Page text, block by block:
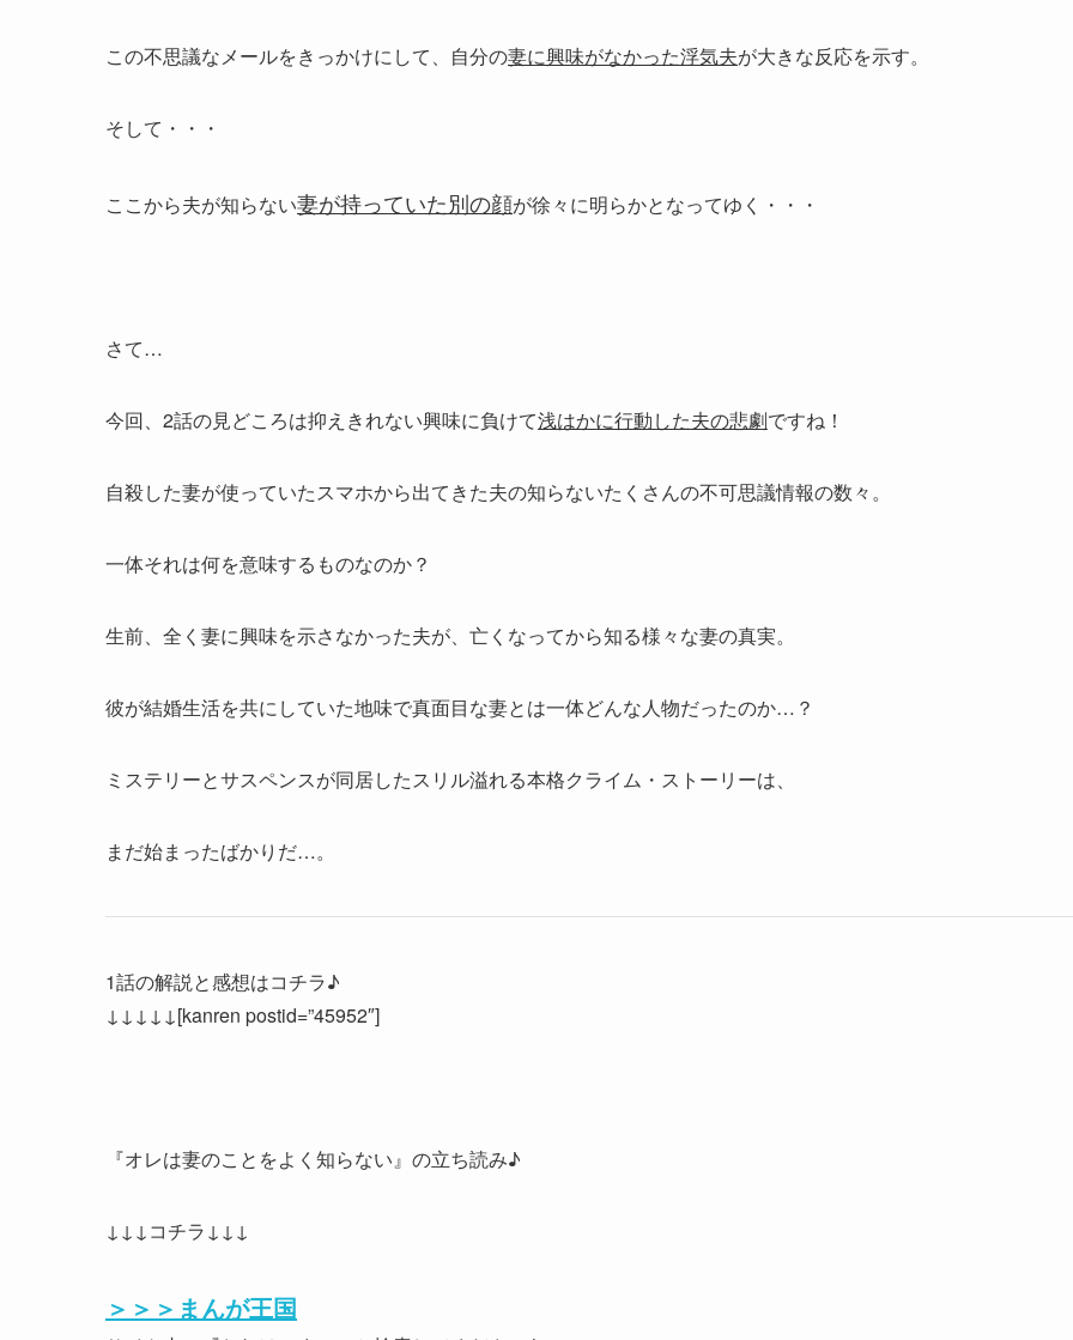
この不思議なメールをきっかけにして、自分の妻に興味がなかった浮気夫が大きな反応を示す。
そして・・・
ここから夫が知らない妻が持っていた別の顔が徐々に明らかとなってゆく・・・
さて…
今回、2話の見どころは抑えきれない興味に負けて浅はかに行動した夫の悲劇ですね！
自殺した妻が使っていたスマホから出てきた夫の知らないたくさんの不可思議情報の数々。
一体それは何を意味するものなのか？
生前、全く妻に興味を示さなかった夫が、亡くなってから知る様々な妻の真実。
彼が結婚生活を共にしていた地味で真面目な妻とは一体どんな人物だったのか…？
ミステリーとサスペンスが同居したスリル溢れる本格クライム・ストーリーは、
まだ始まったばかりだ…。
1話の解説と感想はコチラ♪
↓↓↓↓↓[kanren postid=”45952″]
『オレは妻のことをよく知らない』の立ち読み♪
↓↓↓コチラ↓↓↓
＞＞＞まんが王国